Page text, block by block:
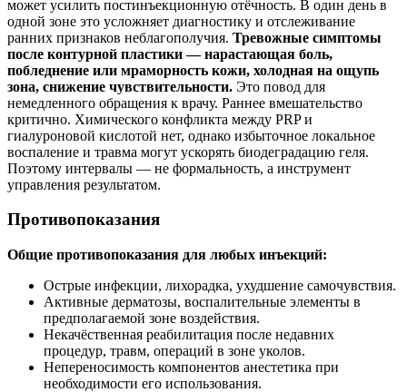
может усилить постинъекционную отёчность. В один день в
одной зоне это усложняет диагностику и отслеживание
ранних признаков неблагополучия. Тревожные симптомы
после контурной пластики — нарастающая боль,
побледнение или мраморность кожи, холодная на ощупь
зона, снижение чувствительности. Это повод для
немедленного обращения к врачу. Раннее вмешательство
критично. Химического конфликта между PRP и
гиалуроновой кислотой нет, однако избыточное локальное
воспаление и травма могут ускорять биодеградацию геля.
Поэтому интервалы — не формальность, а инструмент
управления результатом.
Противопоказания
Общие противопоказания для любых инъекций:
Острые инфекции, лихорадка, ухудшение самочувствия.
Активные дерматозы, воспалительные элементы в
предполагаемой зоне воздействия.
Некачёственная реабилитация после недавних
процедур, травм, операций в зоне уколов.
Непереносимость компонентов анестетика при
необходимости его использования.